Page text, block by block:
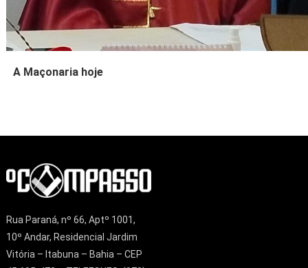
A Maçonaria hoje
Rua Paraná, nº 66, Aptº 1001,
10º Andar, Residencial Jardim
Vitória – Itabuna – Bahia – CEP